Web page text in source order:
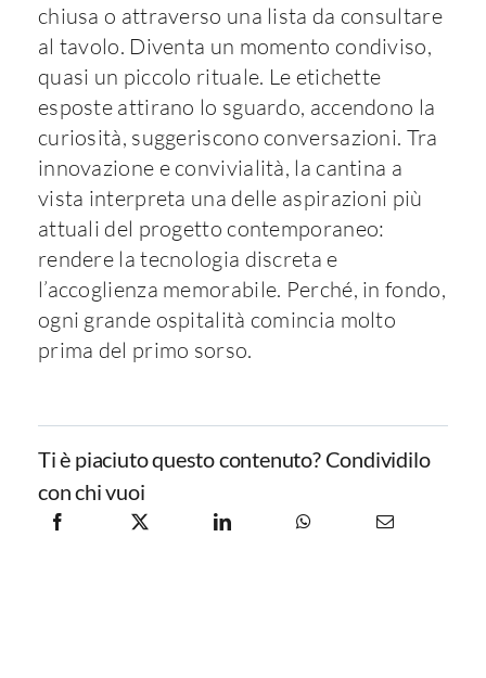
chiusa o attraverso una lista da consultare
al tavolo. Diventa un momento condiviso,
quasi un piccolo rituale. Le etichette
esposte attirano lo sguardo, accendono la
curiosità, suggeriscono conversazioni. Tra
innovazione e convivialità, la cantina a
vista interpreta una delle aspirazioni più
attuali del progetto contemporaneo:
rendere la tecnologia discreta e
l’accoglienza memorabile. Perché, in fondo,
ogni grande ospitalità comincia molto
prima del primo sorso.
Ti è piaciuto questo contenuto? Condividilo
con chi vuoi